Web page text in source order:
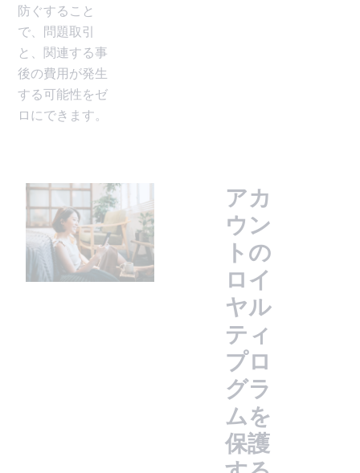
防ぐすること
で、問題取引
と、関連する事
後の費用が発生
する可能性をゼ
ロにできます。
アカ
ウン
トの
ロイ
ヤル
ティ
プロ
グラ
ムを
保護